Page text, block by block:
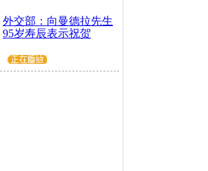
外交部：向曼德拉先生
95岁寿辰表示祝贺